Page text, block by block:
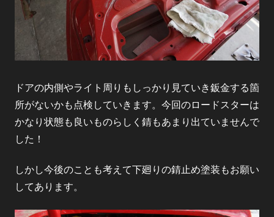
ドアの内側やライト周りもしっかり見ていき鈑金する箇
所がないかも点検していきます。今回のロードスターは
かなり状態も良いものらしく錆もあまり出ていませんで
した！
しかし今後のことも考えて下廻りの錆止め塗装もお願い
してあります。